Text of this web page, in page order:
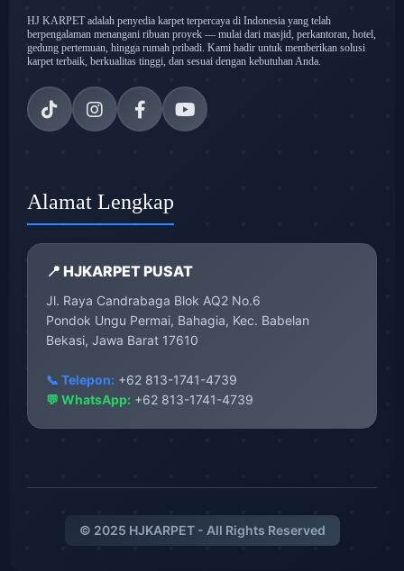
HJ KARPET adalah penyedia karpet terpercaya di Indonesia yang telah
berpengalaman menangani ribuan proyek — mulai dari masjid, perkantoran, hotel,
gedung pertemuan, hingga rumah pribadi. Kami hadir untuk memberikan solusi
karpet terbaik, berkualitas tinggi, dan sesuai dengan kebutuhan Anda.
Alamat Lengkap
📍 HJKARPET PUSAT
Jl. Raya Candrabaga Blok AQ2 No.6
Pondok Ungu Permai, Bahagia, Kec. Babelan
Bekasi, Jawa Barat 17610
📞 Telepon: +62 813-1741-4739
💬 WhatsApp: +62 813-1741-4739
© 2025 HJKARPET - All Rights Reserved